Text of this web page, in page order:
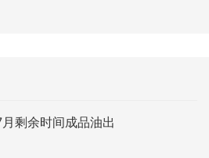
剩余时间成品油出